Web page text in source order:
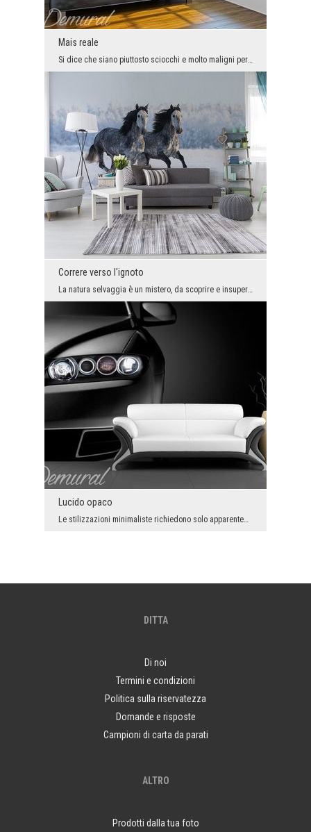
Mais reale
Correre verso l'ignoto
Lucido opaco
DITTA
Di noi
Termini e condizioni
Politica sulla riservatezza
Domande e risposte
Campioni di carta da parati
ALTRO
Prodotti dalla tua foto